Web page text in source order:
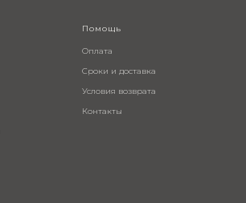
Помощь
Оплата
Сроки и доставка
Условия возврата
Контакты